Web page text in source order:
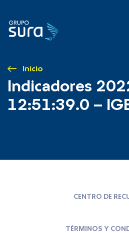
Inicio
Indicadores
12:51:39.0 –
CENTRO DE
TÉRMINOS Y